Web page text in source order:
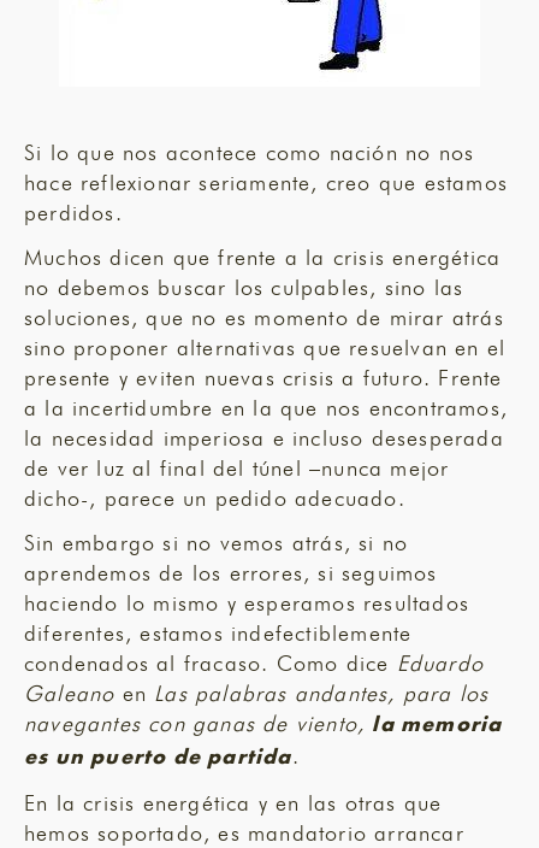
Si lo que nos acontece como nación no nos
hace reflexionar seriamente, creo que estamos
perdidos.
Muchos dicen que frente a la crisis energética
no debemos buscar los culpables, sino las
soluciones, que no es momento de mirar atrás
sino proponer alternativas que resuelvan en el
presente y eviten nuevas crisis a futuro. Frente
a la incertidumbre en la que nos encontramos,
la necesidad imperiosa e incluso desesperada
de ver luz al final del túnel –nunca mejor
dicho-, parece un pedido adecuado.
Sin embargo si no vemos atrás, si no
aprendemos de los errores, si seguimos
haciendo lo mismo y esperamos resultados
diferentes, estamos indefectiblemente
condenados al fracaso. Como dice Eduardo
Galeano en Las palabras andantes, para los
navegantes con ganas de viento, la memoria
es un puerto de partida.
En la crisis energética y en las otras que
hemos soportado, es mandatorio arrancar